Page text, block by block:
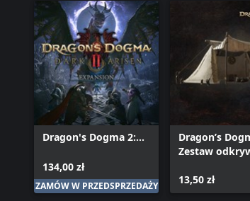
Dragon's Dogma 2:
Expansion
134,00 zł
ZAMÓW W PRZEDSPRZEDAŻY
Dragon’s
Zestaw
13,50 zł